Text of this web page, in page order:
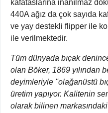
kafataslarına inanılmaz
440A ağız da çok sayıda
ve yay destekli flipper ile
ile verilmektedir.
Tüm dünyada bıçak
olan Böker, 1869 yılından
deyimleriyle ''olağanüstü
üretim yapıyor. Kalitenin
olarak bilinen